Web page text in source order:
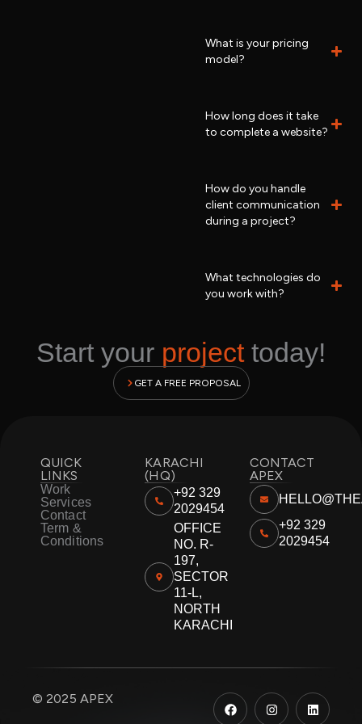
What is your pricing
model?
How long does it take
to complete a website?
How do you handle
client communication
during a project?
What technologies do
you work with?
Start your projecttoday!
GET A FREE PROPOSAL
QUICK
LINKS
Work
Services
Contact
Term &
Conditions
KARACHI
(HQ)
+92 329
2029454
OFFICE
NO. R-
197,
SECTOR
11-L,
NORTH
KARACHI
CONTACT
APEX
+92 329
2029454
© 2025 APEX
F
a
I
n
L
i